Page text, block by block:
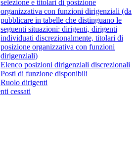
selezione e titolari di posizione
organizzativa con funzioni dirigenziali (da
pubblicare in tabelle che distinguano le
seguenti situazioni: dirigenti, dirigenti
individuati discrezionalmente, titolari di
posizione organizzativa con funzioni
dirigenziali)
Elenco posizioni dirigenziali discrezionali
Posti di funzione disponibili
Ruolo dirigenti
cessati